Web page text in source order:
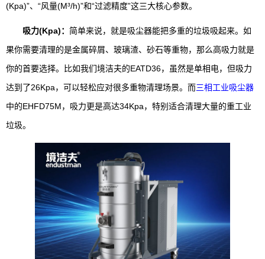
(Kpa)”、“风量(M³/h)”和“过滤精度”这三大核心参数。
吸力(Kpa)： 简单来说，就是吸尘器能把多重的垃圾吸起来。如
果你需要清理的是金属碎屑、玻璃渣、砂石等重物，那么高吸力就是
你的首要选择。比如我们境洁夫的EATD36，虽然是单相电，但吸力
达到了26Kpa，可以轻松应对很多重物清理场景。而三相工业吸尘器
中的EHFD75M，吸力更是高达34Kpa，特别适合清理大量的重工业
垃圾。